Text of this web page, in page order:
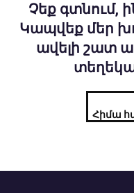
Չեք գտնում,
Կապվեք մեր
ավելի շատ
Հիմա